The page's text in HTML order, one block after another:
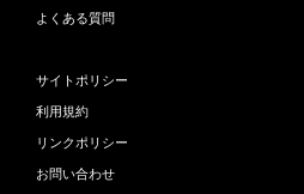
よくある質問
サイトポリシー
利用規約
リンクポリシー
お問い合わせ